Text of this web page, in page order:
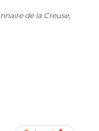
de la Creuse,